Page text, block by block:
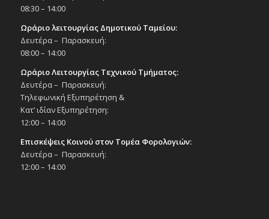
08:30 – 14:00
Ωράριο λειτουργίας Δημοτικού Ταμείου:
Δευτέρα – Παρασκευή:
08:00 – 14:00
Ωράριο Λειτουργίας Τεχνικού Τμήματος:
Δευτέρα – Παρασκευή:
Τηλεφωνική Εξυπηρέτηση &
Κατ’ ιδίαν Εξυπηρέτηση:
12:00 – 14:00
Επισκέψεις Κοινού στον Τομέα Φορολογιών:
Δευτέρα – Παρασκευή:
12:00 – 14:00